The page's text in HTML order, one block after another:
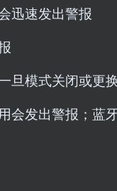
迅速发出警报
旦模式关闭或更
会发出警报；蓝